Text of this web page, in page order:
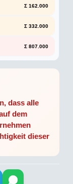
Σ 162.000
Σ 332.000
Σ 807.000
dass alle
dem
dieser